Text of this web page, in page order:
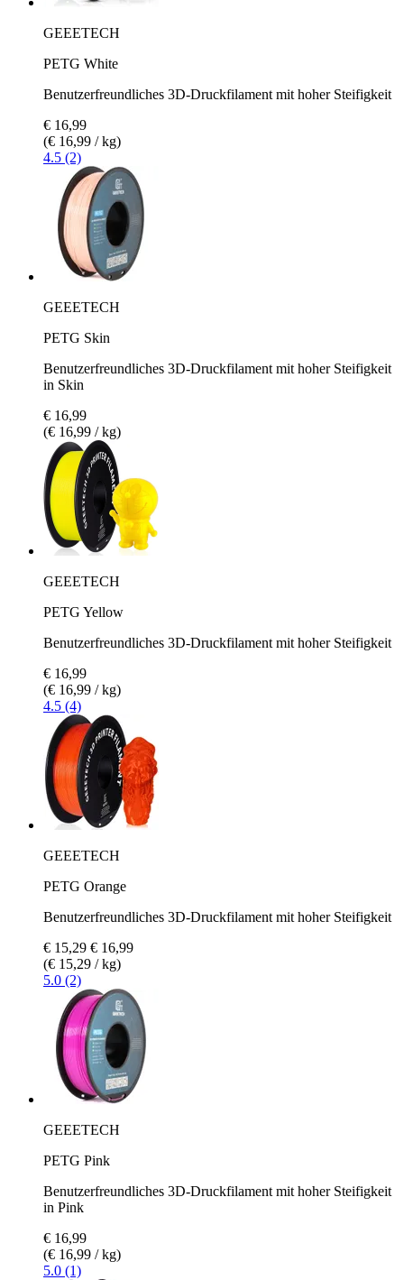
GEEETECH
PETG White
Benutzerfreundliches 3D-Druckfilament mit hoher Steifigkeit
€ 16,99
(€ 16,99 / kg)
4.5 (2)
GEEETECH
PETG Skin
Benutzerfreundliches 3D-Druckfilament mit hoher Steifigkeit
in Skin
€ 16,99
(€ 16,99 / kg)
GEEETECH
PETG Yellow
Benutzerfreundliches 3D-Druckfilament mit hoher Steifigkeit
€ 16,99
(€ 16,99 / kg)
4.5 (4)
GEEETECH
PETG Orange
Benutzerfreundliches 3D-Druckfilament mit hoher Steifigkeit
€ 15,29 € 16,99
(€ 15,29 / kg)
5.0 (2)
GEEETECH
PETG Pink
Benutzerfreundliches 3D-Druckfilament mit hoher Steifigkeit
in Pink
€ 16,99
(€ 16,99 / kg)
5.0 (1)